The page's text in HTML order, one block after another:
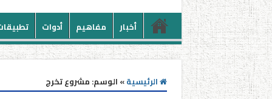
أخبار مفاهيم أدوات
الرئيسية» الوسم: مشروع تخرج